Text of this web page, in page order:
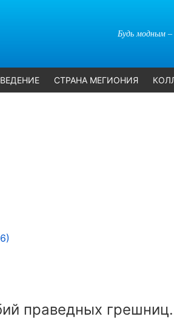
Будь модным –
СТРАНА МЕГИОНИЯ
праведных грешниц.